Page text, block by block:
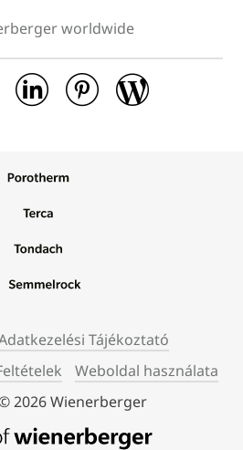
worldwide
Tájékoztató
Weboldal használata
2026 Wienerberger